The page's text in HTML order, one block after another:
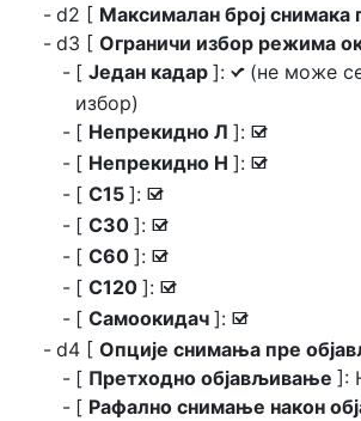
d2 [ Максималан број снимака
d3 [ Ограничи избор режима
[ Један кадар ]: L (не може
избор)
[ Непрекидно Л ]: M
[ Непрекидно H ]: M
[ C15 ]: M
[ C30 ]: M
[ C60 ]: M
[ C120 ]: M
[ Самоокидач ]: M
d4 [ Опције снимања пре
[ Претходно објављивање ]:
[ Рафално снимање након